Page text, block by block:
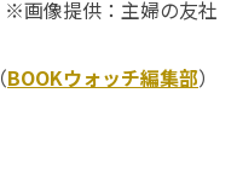
※画像提供：主婦の友社
（BOOKウォッチ編集部）